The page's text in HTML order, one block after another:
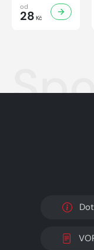
od
28 Kč